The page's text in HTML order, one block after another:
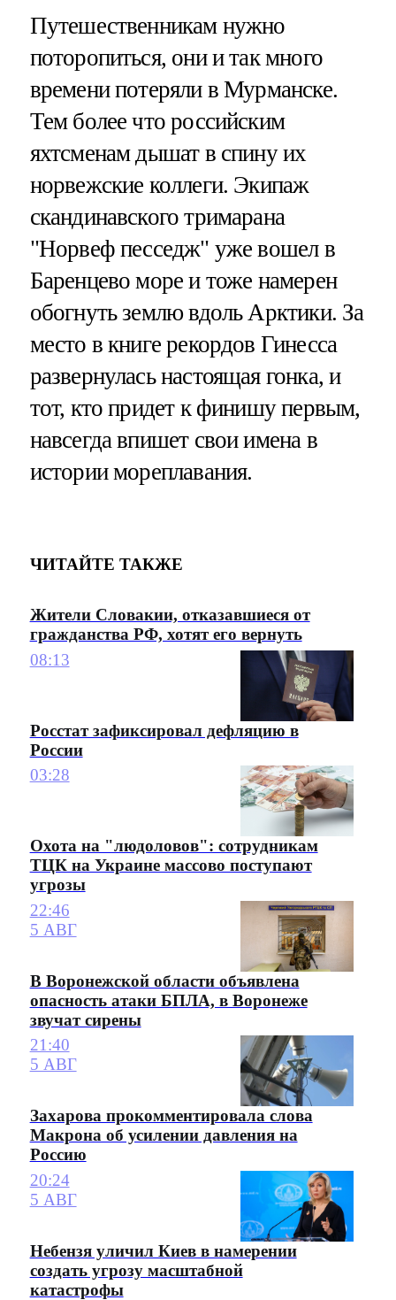
Путешественникам нужно
поторопиться, они и так много
времени потеряли в Мурманске.
Тем более что российским
яхтсменам дышат в спину их
норвежские коллеги. Экипаж
скандинавского тримарана
"Норвеф песседж" уже вошел в
Баренцево море и тоже намерен
обогнуть землю вдоль Арктики. За
место в книге рекордов Гинесса
развернулась настоящая гонка, и
тот, кто придет к финишу первым,
навсегда впишет свои имена в
истории мореплавания.
ЧИТАЙТЕ ТАКЖЕ
Жители Словакии, отказавшиеся от
гражданства РФ, хотят его вернуть
08:13
Росстат зафиксировал дефляцию в
России
03:28
Охота на "людоловов": сотрудникам
ТЦК на Украине массово поступают
угрозы
22:46
5 АВГ
В Воронежской области объявлена
опасность атаки БПЛА, в Воронеже
звучат сирены
21:40
5 АВГ
Захарова прокомментировала слова
Макрона об усилении давления на
Россию
20:24
5 АВГ
Небензя уличил Киев в намерении
создать угрозу масштабной
катастрофы